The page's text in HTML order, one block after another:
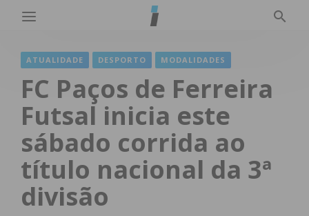
ATUALIDADE DESPORTO MODALIDADES
FC Paços de Ferreira
Futsal inicia este
sábado corrida ao
título nacional da 3ª
divisão